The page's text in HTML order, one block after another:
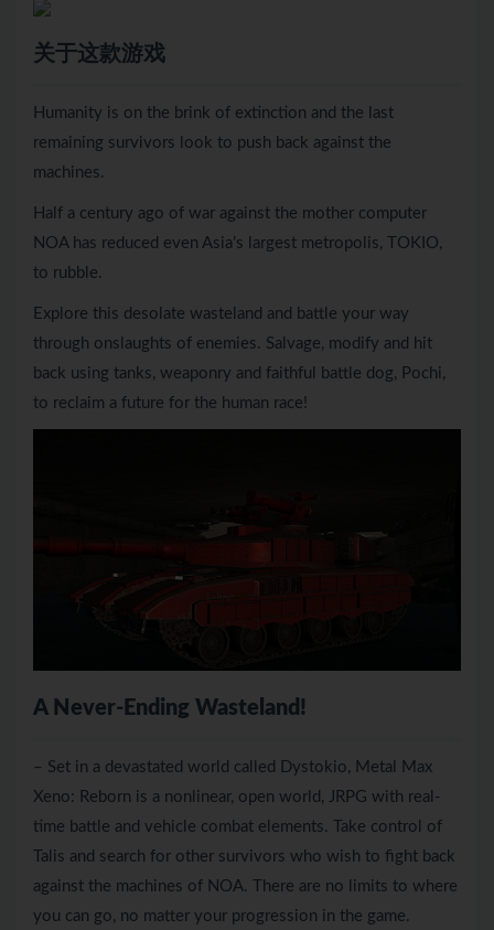
关于这款游戏
Humanity is on the brink of extinction and the last
remaining survivors look to push back against the
machines.
Half a century ago of war against the mother computer
NOA has reduced even Asia’s largest metropolis, TOKIO,
to rubble.
Explore this desolate wasteland and battle your way
through onslaughts of enemies. Salvage, modify and hit
back using tanks, weaponry and faithful battle dog, Pochi,
to reclaim a future for the human race!
A Never-Ending Wasteland!
– Set in a devastated world called Dystokio, Metal Max
Xeno: Reborn is a nonlinear, open world, JRPG with real-
time battle and vehicle combat elements. Take control of
Talis and search for other survivors who wish to fight back
against the machines of NOA. There are no limits to where
you can go, no matter your progression in the game.